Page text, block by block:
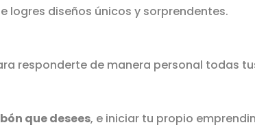
logres diseños únicos y sorprendentes.
responderte de manera personal todas
que desees, e iniciar tu propio